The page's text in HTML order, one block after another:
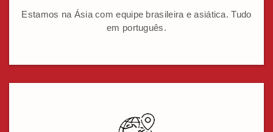
Estamos na Ásia com equipe brasileira e asiática. Tudo
em português.